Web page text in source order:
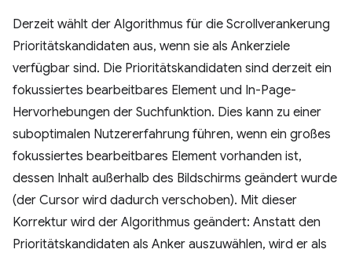
Derzeit wählt der Algorithmus für die Scrollverankerung
Prioritätskandidaten aus, wenn sie als Ankerziele
verfügbar sind. Die Prioritätskandidaten sind derzeit ein
fokussiertes bearbeitbares Element und In-Page-
Hervorhebungen der Suchfunktion. Dies kann zu einer
suboptimalen Nutzererfahrung führen, wenn ein großes
fokussiertes bearbeitbares Element vorhanden ist,
dessen Inhalt außerhalb des Bildschirms geändert wurde
(der Cursor wird dadurch verschoben). Mit dieser
Korrektur wird der Algorithmus geändert: Anstatt den
Prioritätskandidaten als Anker auszuwählen, wird er als